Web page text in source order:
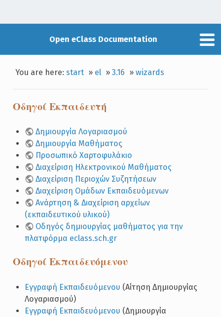
Open eClass Documentation
You are here:start » el »3.16 »wizards
Οδηγοί Εκπαιδευτή
Δημιουργία Λογαριασμού
Δημιουργία Μαθήματος
Προσωπικό Χαρτοφυλάκιο
Διαχείριση Ηλεκτρονικού Μαθήματος
Διαχείριση Περιοχών Συζητήσεων
Διαχείριση Ομάδων Εκπαιδευόμενων
Aνάρτηση & Διαχείριση αρχείων
(εκπαιδευτικού υλικού)
Οδηγός δημιουργίας μαθήματος για την
πλατφόρμα eclass.sch.gr
Οδηγοί Εκπαιδευόμενου
Εγγραφή Εκπαιδευόμενου (Αίτηση Δημιουργίας
Λογαριασμού)
Εγγραφή Εκπαιδευόμενου (Δημιουργία